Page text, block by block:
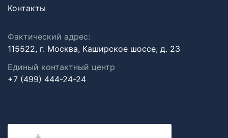
Контакты
Фактический адрес:
115522, г. Москва, Каширское шоссе, д. 23
Единый контактный центр
+7 (499) 444-24-24